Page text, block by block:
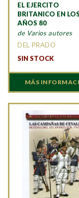
EL EJERCITO
BRITANICO EN LOS
AÑOS 80
de Varios autores
DEL PRADO
SIN STOCK
MÁS